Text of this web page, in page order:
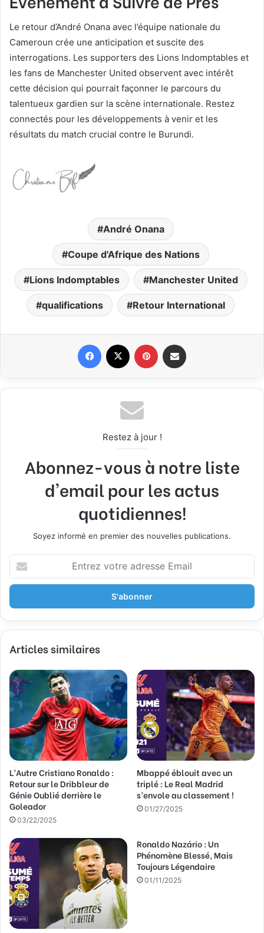
Le retour d’André Onana avec l’équipe nationale du
Cameroun crée une anticipation et suscite des
interrogations. Les supporters des Lions Indomptables et
les fans de Manchester United observent avec intérêt
cette décision qui pourrait façonner le parcours du
talentueux gardien sur la scène internationale. Restez
connectés pour les développements à venir et les
résultats du match crucial contre le Burundi.
André Onana
Coupe d'Afrique des Nations
Lions Indomptables Manchester United
qualifications Retour International
Restez à jour !
Abonnez-vous à notre liste
d'email pour les actus
quotidiennes!
Soyez informé en premier des nouvelles publications.
t
e
z
o
r
e
a
d
e
s
s
e
E
m
a
i
Articles similaires
L’Autre Cristiano Ronaldo :
Retour sur le Dribbleur de
Génie Oublié derrière le
Goleador
03/22/2025
Mbappé éblouit avec un
triplé : Le Real Madrid
s’envole au classement !
01/27/2025
Ronaldo Nazário : Un
Phénomène Blessé, Mais
Toujours Légendaire
01/11/2025